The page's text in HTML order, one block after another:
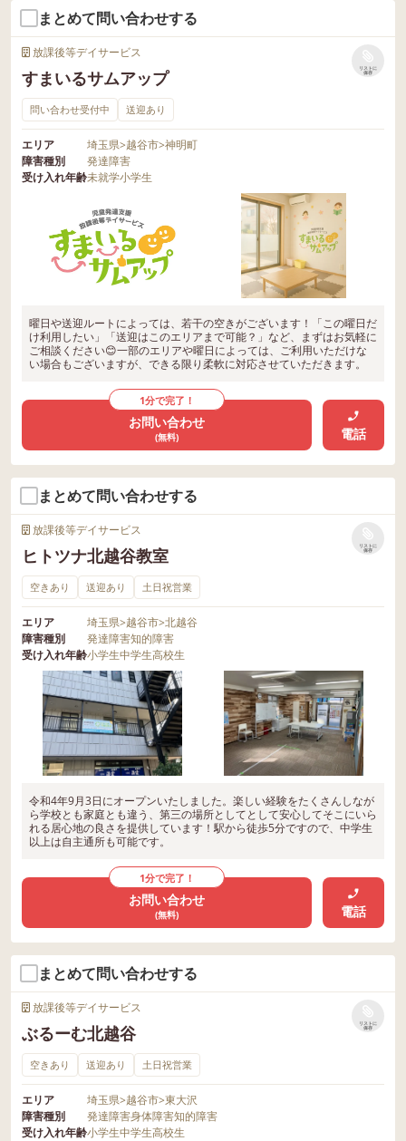
まとめて問い合わせする
放課後等デイサービス
すまいるサムアップ
リストに
保存
問い合わせ受付中 送迎あり
エリア 埼玉県>越谷市>神明町
障害種別
発達障害
受け入れ年齢未就学小学生
曜日や送迎ルートによっては、若干の空きがございます！「この曜日だ
け利用したい」「送迎はこのエリアまで可能？」など、まずはお気軽に
ご相談ください😊一部のエリアや曜日によっては、ご利用いただけな
い場合もございますが、できる限り柔軟に対応させていただきます。
1分で完了！
お問い合わせ
(無料) 電話
まとめて問い合わせする
放課後等デイサービス
ヒトツナ北越谷教室
リストに
保存
空きあり 送迎あり 土日祝営業
エリア 埼玉県>越谷市>北越谷
障害種別
発達障害知的障害
受け入れ年齢小学生中学生高校生
令和4年9月3日にオープンいたしました。楽しい経験をたくさんしなが
ら学校とも家庭とも違う、第三の場所としてとして安心してそこにいら
れる居心地の良さを提供しています！駅から徒歩5分ですので、中学生
以上は自主通所も可能です。
1分で完了！
お問い合わせ
(無料) 電話
まとめて問い合わせする
放課後等デイサービス
ぶるーむ北越谷
リストに
保存
空きあり 送迎あり 土日祝営業
エリア 埼玉県>越谷市>東大沢
障害種別
発達障害身体障害知的障害
受け入れ年齢小学生中学生高校生